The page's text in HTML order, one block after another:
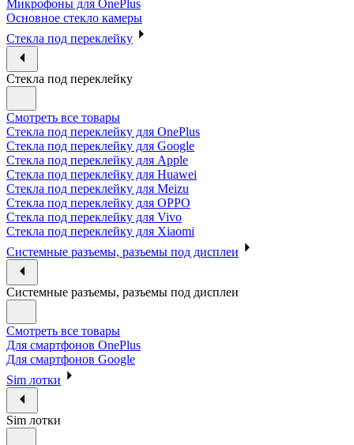
Микрофоны для OnePlus
Основное стекло камеры
Стекла под переклейку
Стекла под переклейку
Смотреть все товары
Стекла под переклейку для OnePlus
Стекла под переклейку для Google
Стекла под переклейку для Apple
Стекла под переклейку для Huawei
Стекла под переклейку для Meizu
Стекла под переклейку для OPPO
Стекла под переклейку для Vivo
Стекла под переклейку для Xiaomi
Системные разъемы, разъемы под дисплеи
Системные разъемы, разъемы под дисплеи
Смотреть все товары
Для смартфонов OnePlus
Для смартфонов Google
Sim лотки
Sim лотки